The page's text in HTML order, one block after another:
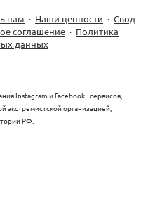
нам · Наши ценности · Свод
соглашение · Политика
данных
Instagram и Facebook - сервисов,
организацией,
РФ.